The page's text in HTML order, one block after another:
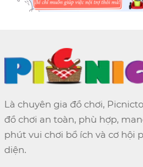
Là chuyên gia đồ chơi,
đồ chơi an toàn, phù hợp,
phút vui chơi bổ ích và cơ hội
diện.